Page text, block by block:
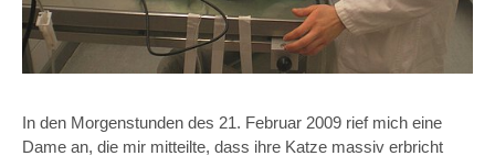
In den Morgenstunden des 21. Februar 2009 rief mich eine
Dame an, die mir mitteilte, dass ihre Katze massiv erbricht